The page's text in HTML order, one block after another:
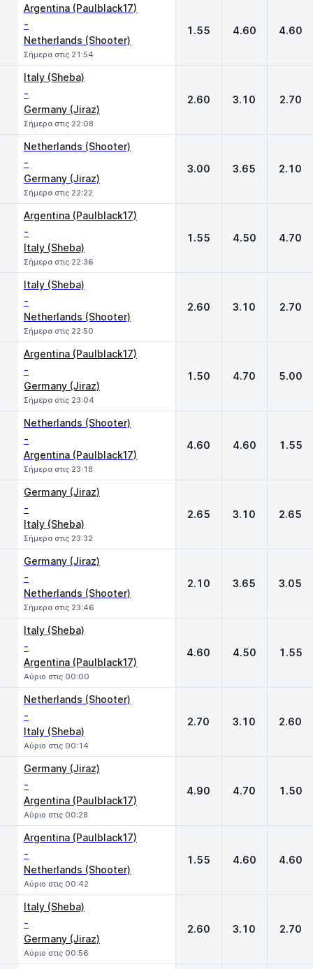
Argentina (Paulblack17)
-
Netherlands (Shooter)
Σήμερα στις 21:54
1.55 4.60 4.60
Italy (Sheba)
-
Germany (Jiraz)
Σήμερα στις 22:08
2.60 3.10 2.70
Netherlands (Shooter)
-
Germany (Jiraz)
Σήμερα στις 22:22
3.00 3.65 2.10
Argentina (Paulblack17)
-
Italy (Sheba)
Σήμερα στις 22:36
1.55 4.50 4.70
Italy (Sheba)
-
Netherlands (Shooter)
Σήμερα στις 22:50
2.60 3.10 2.70
Argentina (Paulblack17)
-
Germany (Jiraz)
Σήμερα στις 23:04
1.50 4.70 5.00
Netherlands (Shooter)
-
Argentina (Paulblack17)
Σήμερα στις 23:18
4.60 4.60 1.55
Germany (Jiraz)
-
Italy (Sheba)
Σήμερα στις 23:32
2.65 3.10 2.65
Germany (Jiraz)
-
Netherlands (Shooter)
Σήμερα στις 23:46
2.10 3.65 3.05
Italy (Sheba)
-
Argentina (Paulblack17)
Αύριο στις 00:00
4.60 4.50 1.55
Netherlands (Shooter)
-
Italy (Sheba)
Αύριο στις 00:14
2.70 3.10 2.60
Germany (Jiraz)
-
Argentina (Paulblack17)
Αύριο στις 00:28
4.90 4.70 1.50
Argentina (Paulblack17)
-
Netherlands (Shooter)
Αύριο στις 00:42
1.55 4.60 4.60
Italy (Sheba)
-
Germany (Jiraz)
Αύριο στις 00:56
2.60 3.10 2.70